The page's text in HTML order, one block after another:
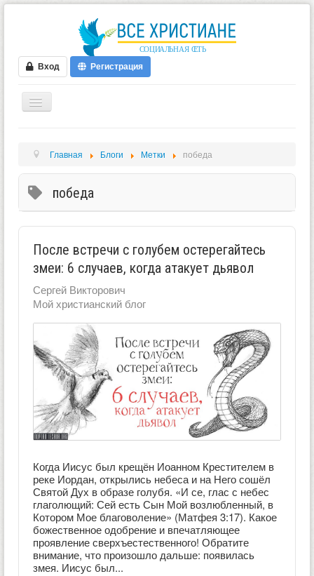
Вход Регистрация
ФОРУМ
ВИДЕО
БИБЛИЯ
НОВОСТИ
Главная Блоги Метки победа
победа
После встречи с голубем остерегайтесь
змеи: 6 случаев, когда атакует дьявол
Сергей Викторович
Мой христианский блог
Когда Иисус был крещён Иоанном Крестителем в
реке Иордан, открылись небеса и на Него сошёл
Святой Дух в образе голубя. «И се, глас с небес
глаголющий: Сей есть Сын Мой возлюбленный, в
Котором Мое благоволение» (Матфея 3:17). Какое
божественное одобрение и впечатляющее
проявление сверхъестественного! Обратите
внимание, что произошло дальше: появилась
змея. Иисус был...